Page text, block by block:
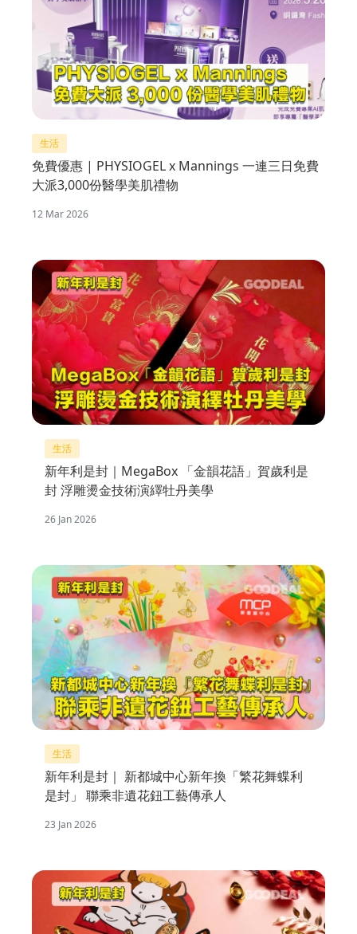
生活
免費優惠 | PHYSIOGEL x Mannings 一連三日免費
大派3,000份醫學美肌禮物
12 Mar 2026
生活
新年利是封｜MegaBox 「金韻花語」賀歲利是
封 浮雕燙金技術演繹牡丹美學
26 Jan 2026
生活
新年利是封｜ 新都城中心新年換「繁花舞蝶利
是封」 聯乘非遺花鈕工藝傳承人
23 Jan 2026